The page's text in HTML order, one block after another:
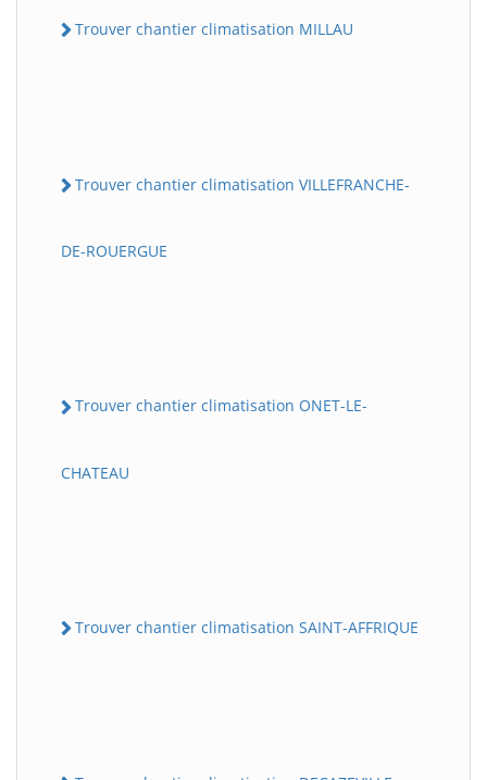
Trouver chantier climatisation MILLAU
Trouver chantier climatisation VILLEFRANCHE-
DE-ROUERGUE
Trouver chantier climatisation ONET-LE-
CHATEAU
Trouver chantier climatisation SAINT-AFFRIQUE